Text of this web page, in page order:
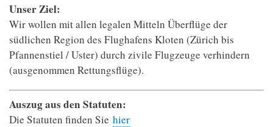
Unser Ziel:
Wir wollen mit allen legalen Mitteln Überflüge der
südlichen Region des Flughafens Kloten (Zürich bis
Pfannenstiel / Uster) durch zivile Flugzeuge verhindern
(ausgenommen Rettungsflüge).
Auszug aus den Statuten:
Die Statuten finden Sie hier